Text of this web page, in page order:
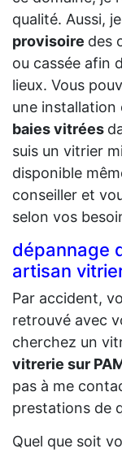
qualité. Aussi,
provisoire des
ou cassée afin
lieux. Vous
une installation
baies vitrées
suis un vitrier
disponible
conseiller et
selon vos
dépannage
artisan
Par accident,
retrouvé avec
cherchez un
vitrerie sur
pas à me
prestations de
Quel que soit